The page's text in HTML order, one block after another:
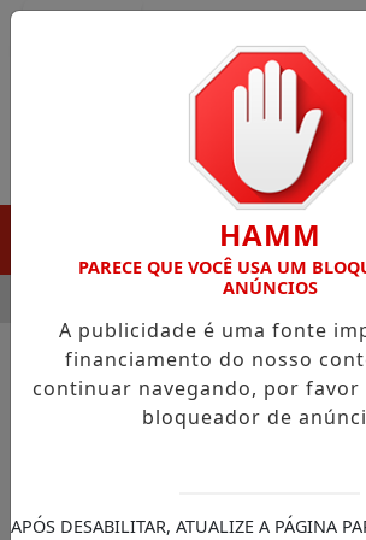
DESTAQUE EM PORTO GRANDE
HAMM
PARECE QUE VOCÊ USA UM
ANÚNCIOS
A publicidade é uma fonte
financiamento do nosso
continuar navegando, por favor
bloqueador de
APÓS DESABILITAR, ATUALIZE A PÁGINA